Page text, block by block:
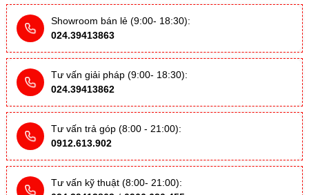
Showroom bán lẻ (9:00- 18:30):
024.39413863
Tư vấn giải pháp (9:00- 18:30):
024.39413862
Tư vấn trả góp (8:00 - 21:00):
0912.613.902
Tư vấn kỹ thuật (8:00- 21:00):